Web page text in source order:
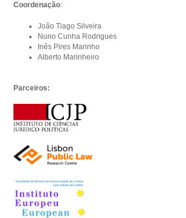
Coordenação:
João Tiago Silveira
Nuno Cunha Rodrigues
Inês Pires Marinho
Alberto Marinheiro
Parceiros: